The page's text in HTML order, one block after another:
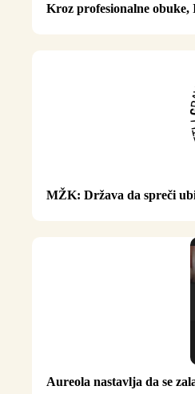
Kroz profesionalne obuke,
MŽK: Država da spreči
Aureola nastavlja da se